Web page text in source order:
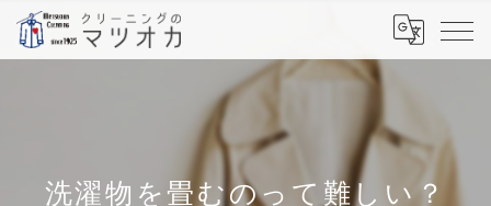
洗濯物を畳むのって難しい？